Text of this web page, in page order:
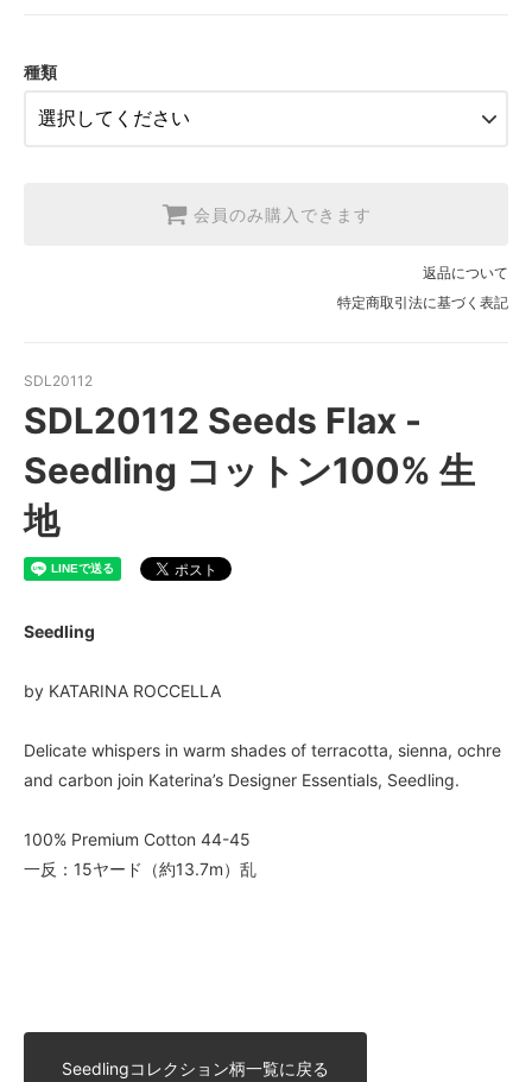
【2026/9/20〆10月発送予定分】
種類
会員のみ購入できます
返品について
特定商取引法に基づく表記
SDL20112
SDL20112 Seeds Flax -
Seedling コットン100% 生
地
Seedling
by KATARINA ROCCELLA
Delicate whispers in warm shades of terracotta, sienna, ochre
and carbon join Katerina’s Designer Essentials, Seedling.
100% Premium Cotton 44-45
一反：15ヤード（約13.7m）乱
Seedlingコレクション柄一覧に戻る